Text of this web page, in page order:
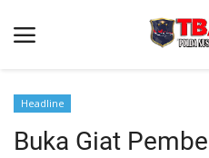
Beranda
Headline
Buka Giat